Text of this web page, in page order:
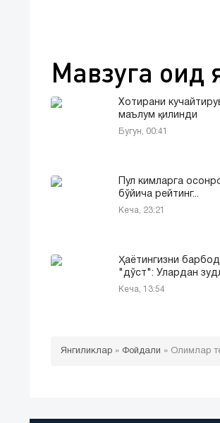
Мавзуга оид
Хотирани
маълум қилинди
Бугун, 00:41
Пул кимларга
бўйича рейтинг...
Кеча, 23:21
Ҳаётингизни
"дўст": Улардан
Кеча, 13:54
Янгиликлар » Фойдали » Олимлар